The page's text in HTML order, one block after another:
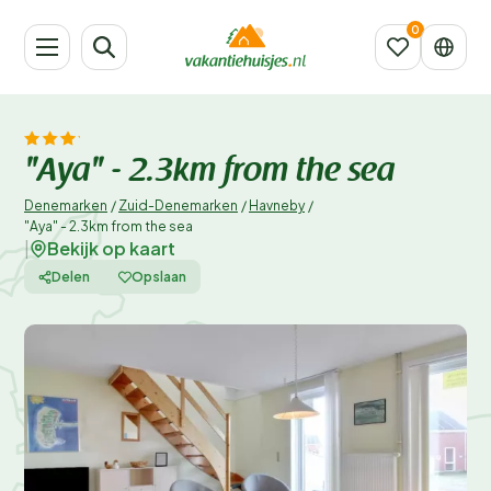
"Aya" - 2.3km from the sea
Denemarken / Zuid-Denemarken / Havneby /
"Aya" - 2.3km from the sea
Bekijk op kaart
Delen Opslaan